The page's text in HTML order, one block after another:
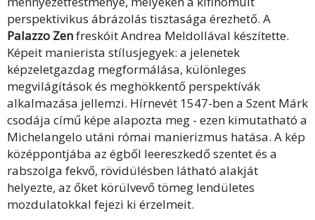
perspektivikus ábrázolás tisztasága érezhető. A
Palazzo Zenfreskóit Andrea Meldollával készítette.
Képeit manierista stílusjegyek: a jelenetek
képzeletgazdag megformálása, különleges
megvilágítások és meghökkentő perspektívák
alkalmazása jellemzi. Hírnevét 1547-ben a Szent Márk
csodája című képe alapozta meg - ezen kimutatható a
Michelangelo utáni római manierizmus hatása. A kép
középpontjába az égből leereszkedő szentet és a
rabszolga fekvő, rövidülésben látható alakját
helyezte, az őket körülvevő tömeg lendületes
mozdulatokkal fejezi ki érzelmeit.